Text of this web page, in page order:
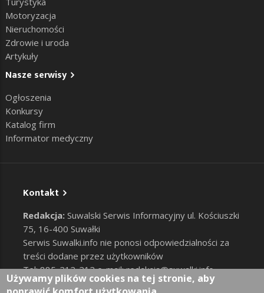
Motoryzacja
Nieruchomości
Zdrowie i uroda
Artykuły
Nasze serwisy
Ogłoszenia
Konkursy
Katalog firm
Informator medyczny
Kontakt
Redakcja: Suwalski Serwis Informacyjny ul. Kościuszki
75, 16-400 Suwałki
Serwis Suwalki.info nie ponosi odpowiedzialności za
treści dodane przez użytkowników
Tel: 885-212-212 e-mail:redakcja@suwalki.info,
reklama@suwalki.info
Używamy plików cookies na tej stronie, aby